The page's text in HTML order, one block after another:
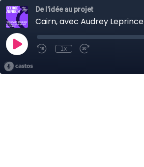
De l'idée au projet
Cairn, avec Audrey Leprince
1x